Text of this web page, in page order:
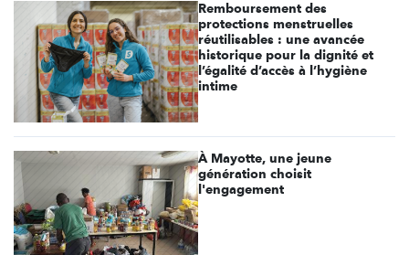
Remboursement des
protections menstruelles
réutilisables : une avancée
historique pour la dignité et
l’égalité d’accès à l’hygiène
intime
À Mayotte, une jeune
génération choisit
l'engagement